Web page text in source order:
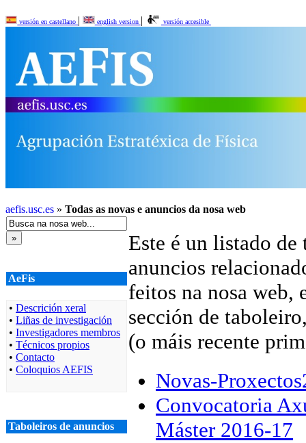
versión en castellano | english version | versión accesible
aefis.usc.es » Todas as novas e anuncios da nosa web
AeFis
• Descrición xeral
• Liñas de investigación
• Investigadores membros
• Técnicos propios
• Contacto
• Coloquios AEFIS
Taboleiros de anuncios
Este é un listado de
anuncios
feitos na nosa web,
sección de
(o máis recente
Novas-
Convocatoria
Máster 2016-17